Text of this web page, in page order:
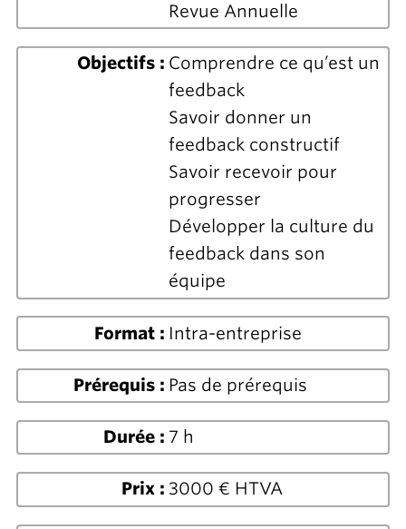
Revue Annuelle
Objectifs : Comprendre ce qu’est un
feedback
Savoir donner un
feedback constructif
Savoir recevoir pour
progresser
Développer la culture du
feedback dans son
équipe
Format : Intra-entreprise
Prérequis : Pas de prérequis
Durée : 7 h
Prix : 3000 € HTVA